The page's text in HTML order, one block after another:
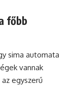
főbb
sima automata
vannak
egyszerű